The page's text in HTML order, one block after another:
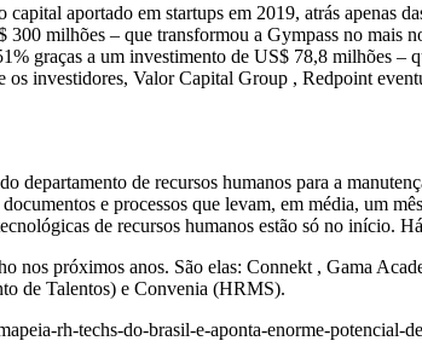
aportado em startups em 2019, atrás
milhões – que transformou a Gympass no
graças a um investimento de US$ 78,8 milhões –
investidores, Valor Capital Group , Redpoint
de recursos humanos para a
e processos que levam, em média, um
de recursos humanos estão só no início.
nos próximos anos. São elas: Connekt , Gama
de Talentos) e Convenia (HRMS).
rh-techs-do-brasil-e-aponta-enorme-potencial-